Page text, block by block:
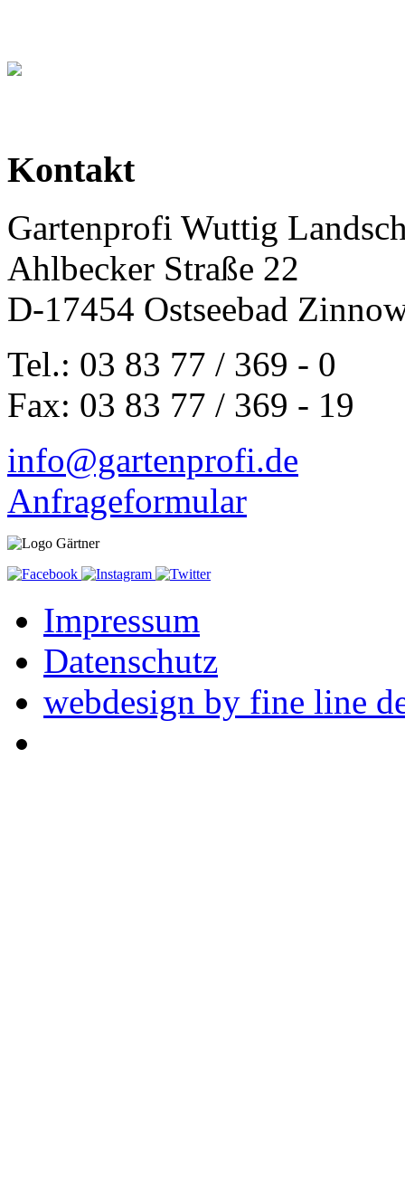
Kontakt
Gartenprofi Wuttig
Ahlbecker Straße 22
D-17454 Ostseebad
Tel.: 03 83 77 / 369 - 0
Fax: 03 83 77 / 369 - 19
info@gartenprofi.de
Anfrageformular
Impressum
Datenschutz
webdesign by fine line